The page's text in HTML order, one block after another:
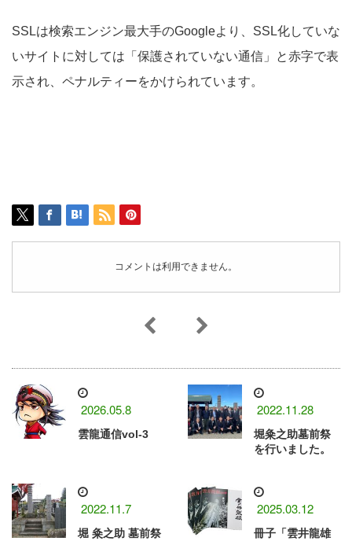
SSLは検索エンジン最大手のGoogleより、SSL化していな
いサイトに対しては「保護されていない通信」と赤字で表
示され、ペナルティーをかけられています。
コメントは利用できません。
2026.05.8
雲龍通信vol-3
2022.11.28
堀粂之助墓前祭
を行いました。
2022.11.7
堀 粂之助 墓前祭
2025.03.12
冊子「雲井龍雄